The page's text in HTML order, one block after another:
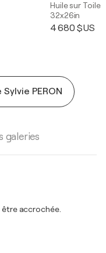
Huile sur Toile
32x26in
4 680 $US
PERON
galeries
être accrochée.